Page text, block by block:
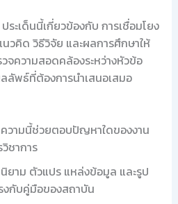
ะเด็นนี้เกี่ยวข้องกับ การเชื่อมโยง
วคิด วิธีวิจัย และผลการศึกษาให้
จความสอดคล้องระหว่างหัวข้อ
ลัพธ์ที่ต้องการนำเสนอเสมอ
วามนี้ช่วยตอบปัญหาใดของงาน
ชาการ
ยาม ตัวแปร แหล่งข้อมูล และรูป
งกับคู่มือของสถาบัน